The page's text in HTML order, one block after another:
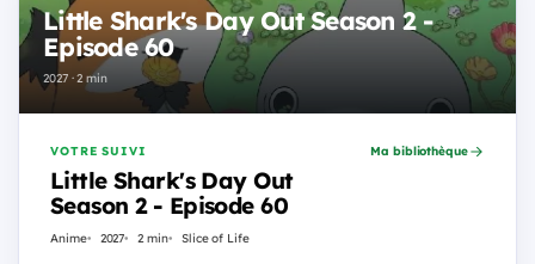
Little Shark's Day Out Season 2 -
Episode 60
2027 · 2 min
VOTRE SUIVI
Little Shark's Day Out
Season 2 - Episode 60
Anime 2027 2 min Slice of Life
Ma bibliothèque